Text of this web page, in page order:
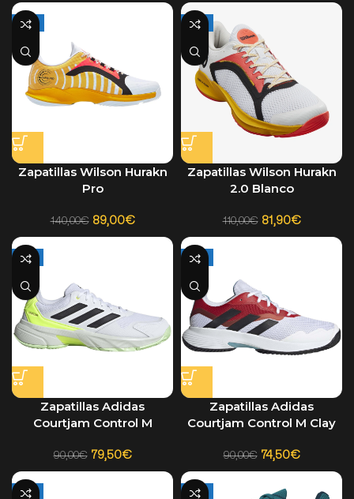
-36%
Zapatillas Wilson Hurakn
Pro
140,00€ 89,00€
-26%
Zapatillas Wilson Hurakn
2.0 Blanco
110,00€ 81,90€
-12%
Zapatillas Adidas
Courtjam Control M
90,00€ 79,50€
-17%
Zapatillas Adidas
Courtjam Control M Clay
90,00€ 74,50€
-9% -14%